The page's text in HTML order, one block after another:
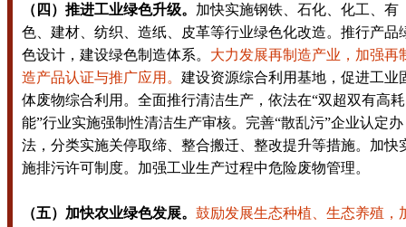
（四）推进工业绿色升级。 加快实施钢铁、石化、化工、有
色、建材、纺织、造纸、皮革等行业绿色化改造。推行产品
色设计，建设绿色制造体系。 大力发展再制造产业，加强再
造产品认证与推广应用。 建设资源综合利用基地，促进工业
体废物综合利用。全面推行清洁生产，依法在“双超双有高耗
能”行业实施强制性清洁生产审核。完善“散乱污”企业认定办
法，分类实施关停取缔、整合搬迁、整改提升等措施。加快
施排污许可制度。加强工业生产过程中危险废物管理。
（五）加快农业绿色发展。 鼓励发展生态种植、生态养殖，